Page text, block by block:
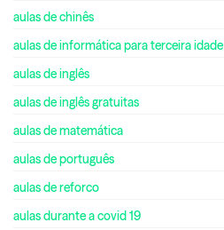
aulas de chinês
aulas de informática para terceira idade
aulas de inglês
aulas de inglês gratuitas
aulas de matemática
aulas de português
aulas de reforco
aulas durante a covid 19